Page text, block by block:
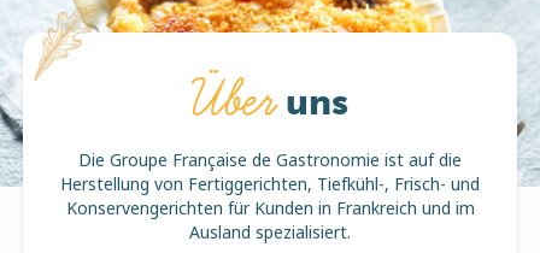
Überuns
Die Groupe Française de Gastronomie ist auf die
Herstellung von Fertiggerichten, Tiefkühl-, Frisch- und
Konservengerichten für Kunden in Frankreich und im
Ausland spezialisiert.